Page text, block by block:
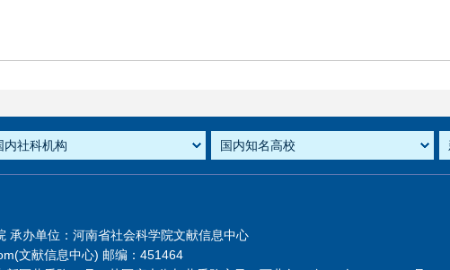
承办单位：河南省社会科学院文献信息中心
文献信息中心) 邮编：451464